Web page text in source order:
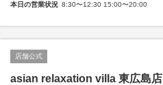
本日の営業状況 8:30〜12:30 15:00〜20:00
店舗公式
asian relaxation villa 東広島店